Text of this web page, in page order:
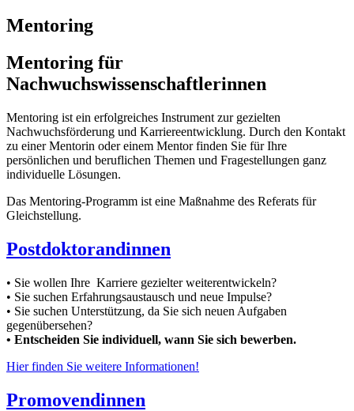
Mentoring
Mentoring für
Nachwuchswissenschaftlerinnen
Mentoring ist ein erfolgreiches Instrument zur gezielten
Nachwuchsförderung und Karriereentwicklung. Durch den Kontakt
zu einer Mentorin oder einem Mentor finden Sie für Ihre
persönlichen und beruflichen Themen und Fragestellungen ganz
individuelle Lösungen.
Das Mentoring-Programm ist eine Maßnahme des Referats für
Gleichstellung.
Postdoktorandinnen
• Sie wollen Ihre Karriere gezielter weiterentwickeln?
• Sie suchen Erfahrungsaustausch und neue Impulse?
• Sie suchen Unterstützung, da Sie sich neuen Aufgaben
gegenübersehen?
• Entscheiden Sie individuell, wann Sie sich bewerben.
Hier finden Sie weitere Informationen!
Promovendinnen